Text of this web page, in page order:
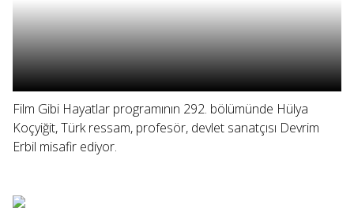
Film Gibi Hayatlar programının 292. bölümünde Hülya
Koçyiğit, Türk ressam, profesör, devlet sanatçısı Devrim
Erbil misafir ediyor.